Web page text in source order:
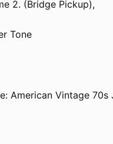
2. (Bridge Pickup),
Tone
American Vintage 70s